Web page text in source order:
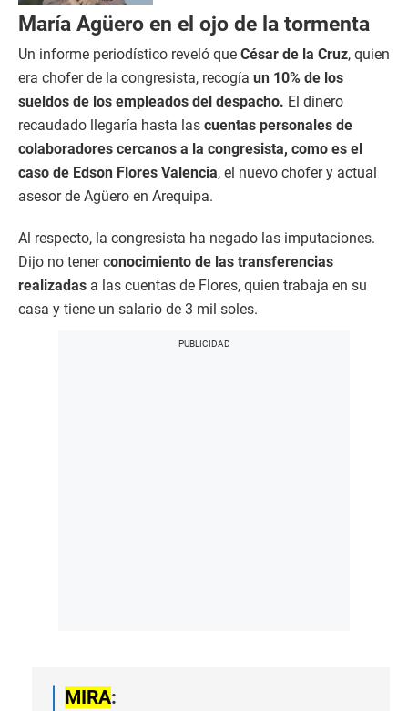
María Agüero en el ojo de la tormenta
Un informe periodístico reveló que César de la Cruz, quien
era chofer de la congresista, recogía un 10% de los
sueldos de los empleados del despacho. El dinero
recaudado llegaría hasta las cuentas personales de
colaboradores cercanos a la congresista, como es el
caso de Edson Flores Valencia, el nuevo chofer y actual
asesor de Agüero en Arequipa.
Al respecto, la congresista ha negado las imputaciones.
Dijo no tener conocimiento de las transferencias
realizadas a las cuentas de Flores, quien trabaja en su
casa y tiene un salario de 3 mil soles.
MIRA: